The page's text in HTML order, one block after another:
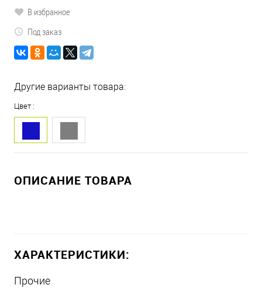
В избранное
Под заказ
Другие варианты товара:
Цвет :
ОПИСАНИЕ ТОВАРА
ХАРАКТЕРИСТИКИ:
Прочие